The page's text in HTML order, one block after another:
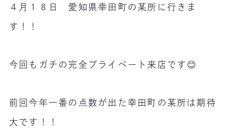
４月１８日 愛知県幸田町の某所に行きま
す！！
今回もガチの完全プライベート来店です😊
前回今年一番の点数が出た幸田町の某所は期待
大です！！